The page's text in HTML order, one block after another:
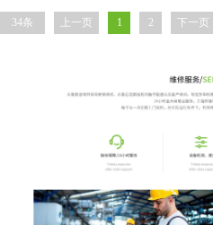
34条 上一页 1 2 下一页